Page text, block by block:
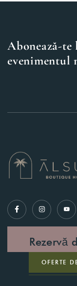
Abonează-
evenimentul
Rezervă
OFERTE